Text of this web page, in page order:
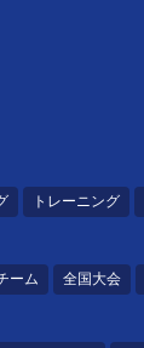
トレーニング
ーム 全国大会